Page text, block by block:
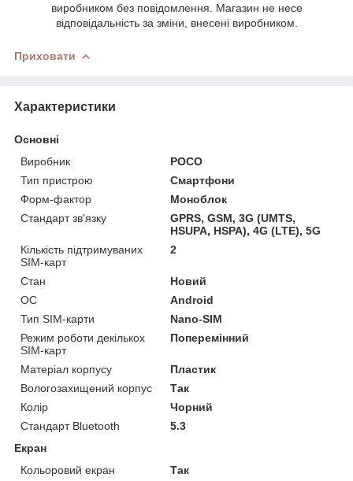
виробником без повідомлення. Магазин не несе
відповідальність за зміни, внесені виробником.
Приховати
Характеристики
Основні
Виробник
POCO
Тип пристрою
Смартфони
Форм-фактор
Моноблок
Стандарт зв'язку
GPRS, GSM, 3G (UMTS,
HSUPA, HSPA), 4G (LTE), 5G
Кількість підтримуваних
SIM-карт
2
Стан
Новий
ОС
Android
Тип SIM-карти
Nano-SIM
Режим роботи декількох
SIM-карт
Поперемінний
Матеріал корпусу
Пластик
Вологозахищений корпус
Так
Колір
Чорний
Стандарт Bluetooth
5.3
Екран
Кольоровий екран
Так